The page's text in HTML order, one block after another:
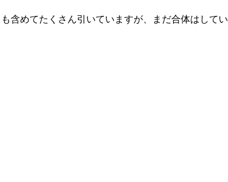
含めてたくさん引いていますが、まだ合体はしてい